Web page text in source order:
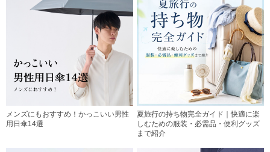
メンズにもおすすめ！かっこいい男性
用日傘14選
夏旅行の持ち物完全ガイド｜快適に楽
しむための服装・必需品・便利グッズ
まで紹介